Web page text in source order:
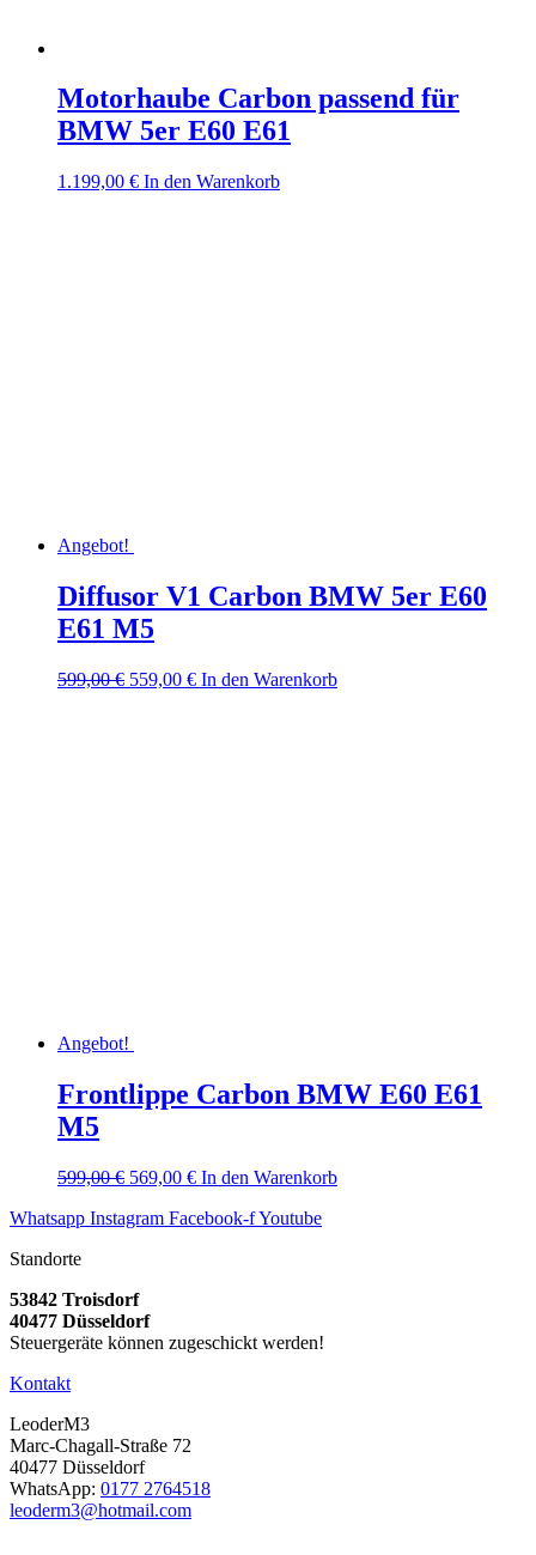
Motorhaube Carbon passend für
BMW 5er E60 E61
1.199,00 € In den Warenkorb
Angebot!
Diffusor V1 Carbon BMW 5er E60
E61 M5
599,00€ Ursprünglicher
559,00 €Aktueller
In den Warenkorb
Angebot!
Frontlippe Carbon BMW E60 E61
M5
599,00€ Ursprünglicher
war:
569,00 €Aktueller
ist:
In den Warenkorb
Whatsapp Instagram Facebook-fYoutube
Standorte
53842 Troisdorf
40477 Düsseldorf
Steuergeräte können zugeschickt werden!
Kontakt
LeoderM3
Marc-Chagall-Straße 72
40477 Düsseldorf
WhatsApp: 0177 2764518
leoderm3@hotmail.com